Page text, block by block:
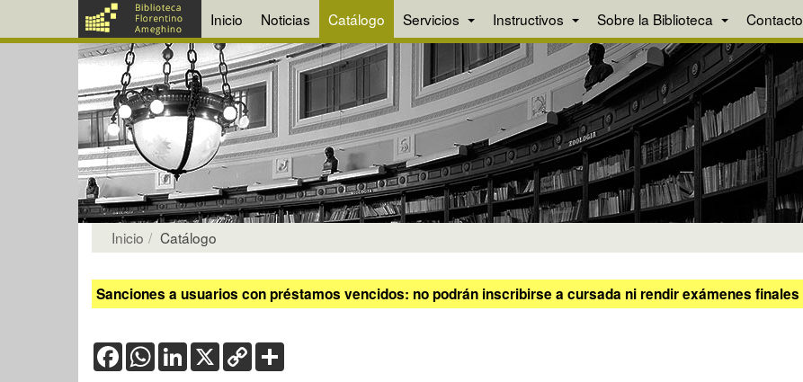
Inicio Noticias Catálogo Servicios Instructivos Sobre la Biblioteca Contacto
Inicio Catálogo
Sanciones a usuarios con préstamos vencidos: no podrán inscribirse a cursada ni rendir exámenes finales
FacebookWhatsApp
LinkedIn
X Copy
Link